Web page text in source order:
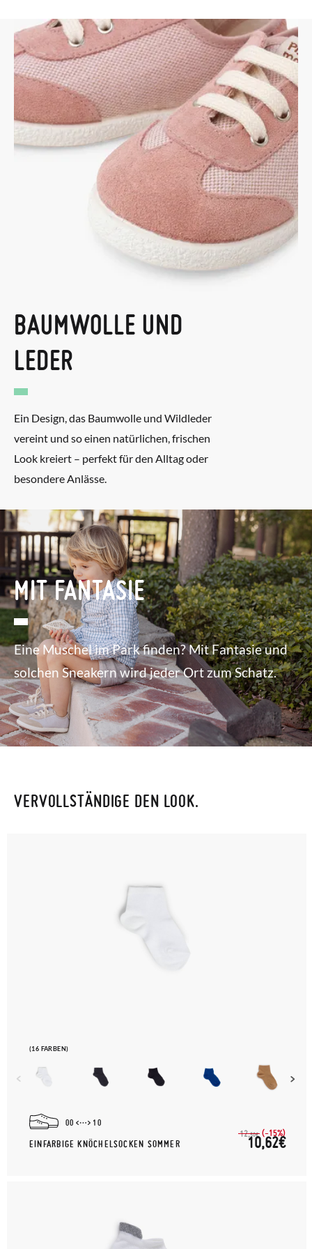
BAUMWOLLE UND
LEDER
Ein Design, das Baumwolle und Wildleder
vereint und so einen natürlichen, frischen
Look kreiert – perfekt für den Alltag oder
besondere Anlässe.
MIT FANTASIE
Eine Muschel im Park finden? Mit Fantasie und
solchen Sneakern wird jeder Ort zum Schatz.
VERVOLLSTÄNDIGE DEN LOOK.
(16 FARBEN)
00 10
EINFARBIGE KNÖCHELSOCKEN SOMMER
12,50€ (-15%)
10,62€